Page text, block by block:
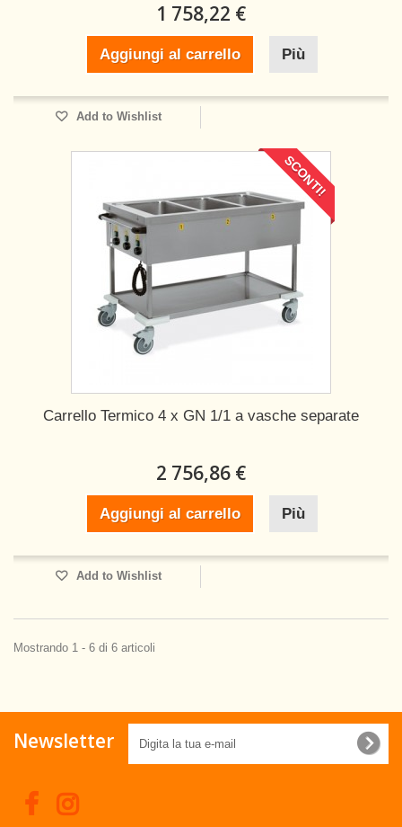
1 758,22 €
Aggiungi al carrello Più
Add to Wishlist
SCONTI!
Carrello Termico 4 x GN 1/1 a vasche separate
2 756,86 €
Aggiungi al carrello Più
Add to Wishlist
Mostrando 1 - 6 di 6 articoli
Newsletter